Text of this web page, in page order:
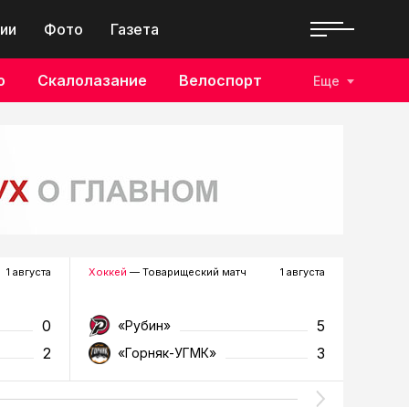
Фото Газета
Скалолазание Велоспорт Еще
1 августа
0
2
Хоккей — Товарищеский матч 1 августа
«Рубин» 5
«Горняк-УГМК» 3